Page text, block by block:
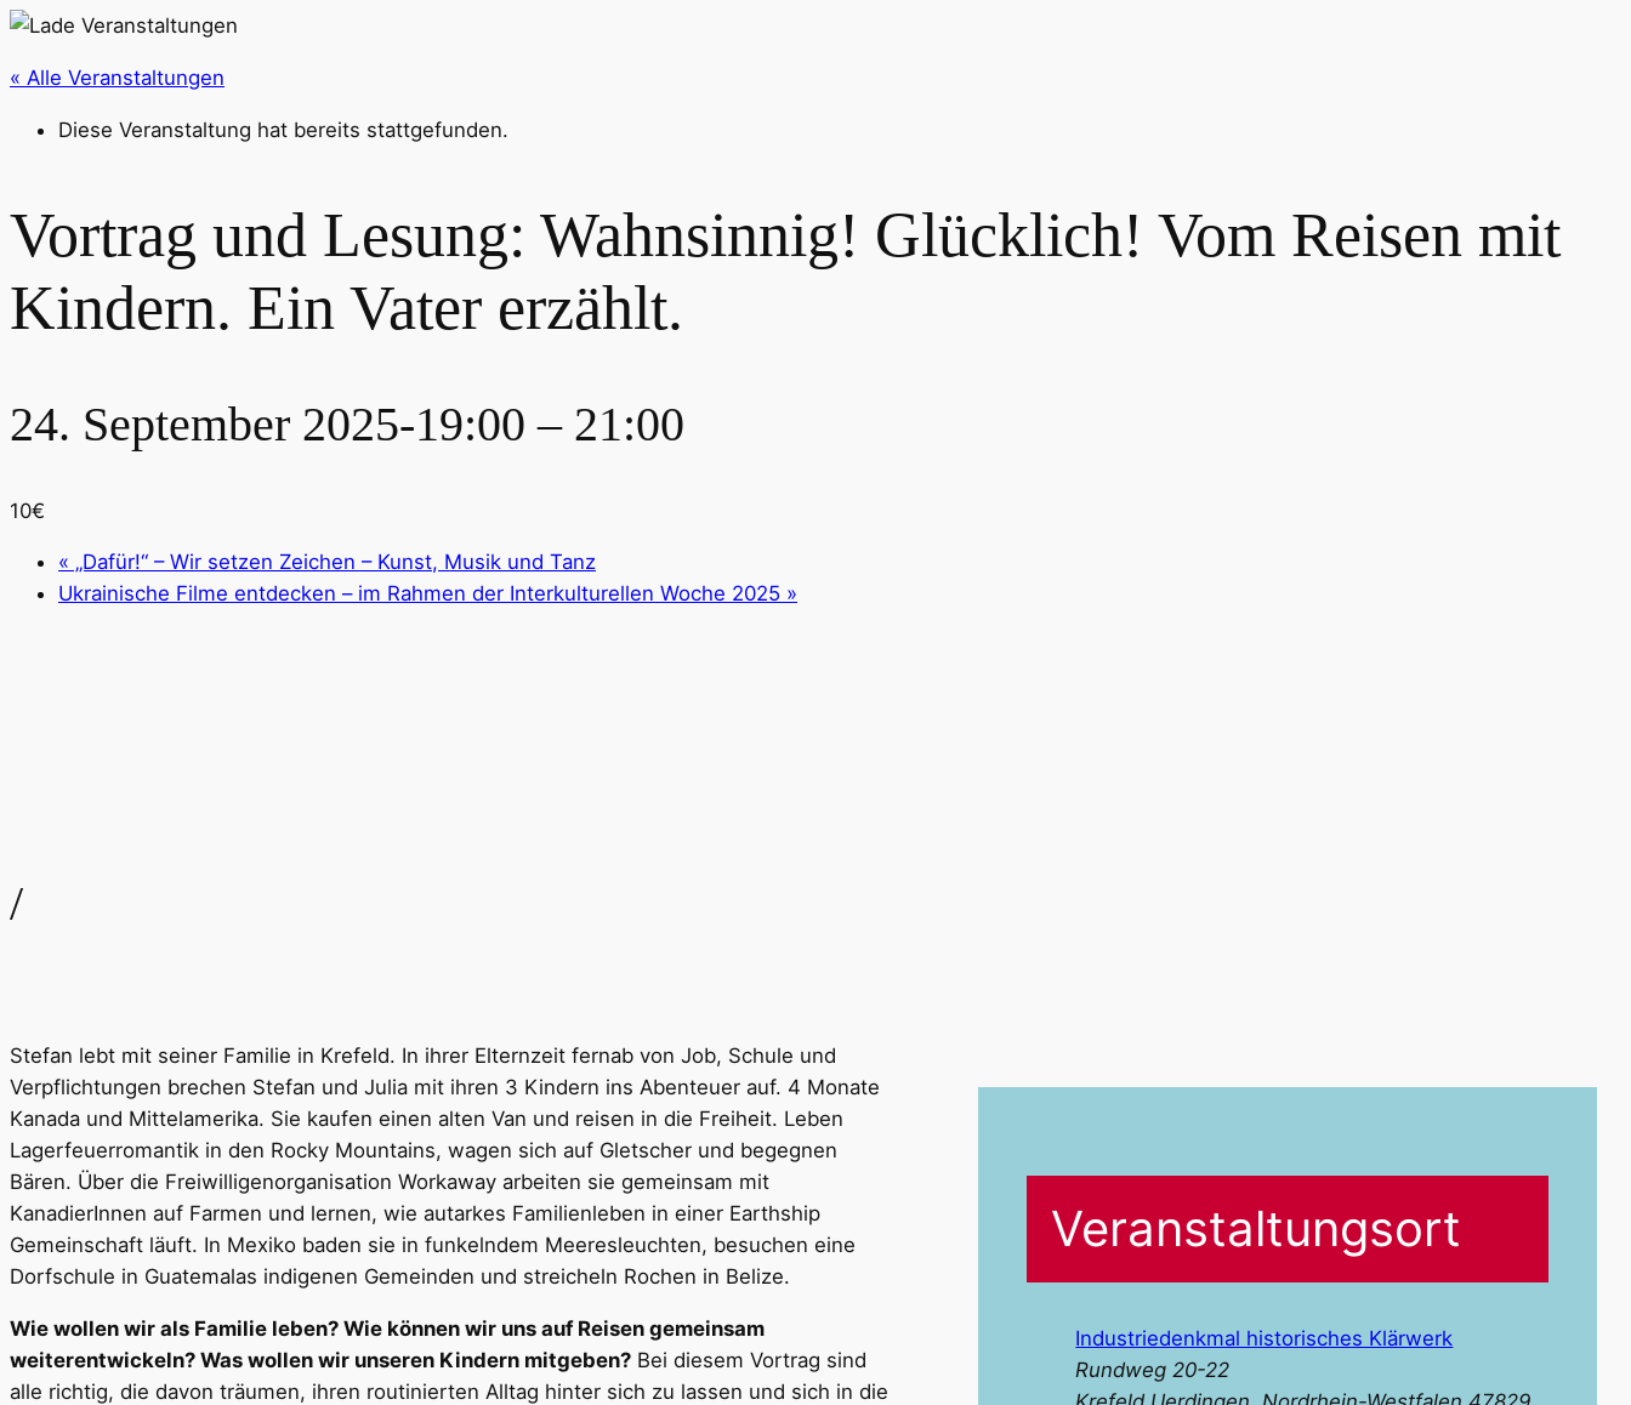
« Alle Veranstaltungen
Diese Veranstaltung hat bereits stattgefunden.
Vortrag und Lesung: Wahnsinnig! Glücklich! Vom Reisen mit
Kindern. Ein Vater erzählt.
24. September 2025-19:00 – 21:00
10€
« „Dafür!“ – Wir setzen Zeichen – Kunst, Musik und Tanz
Ukrainische Filme entdecken – im Rahmen der Interkulturellen Woche 2025 »
/
Stefan lebt mit seiner Familie in Krefeld. In ihrer Elternzeit fernab von Job, Schule und
Verpflichtungen brechen Stefan und Julia mit ihren 3 Kindern ins Abenteuer auf. 4 Monate
Kanada und Mittelamerika. Sie kaufen einen alten Van und reisen in die Freiheit. Leben
Lagerfeuerromantik in den Rocky Mountains, wagen sich auf Gletscher und begegnen
Bären. Über die Freiwilligenorganisation Workaway arbeiten sie gemeinsam mit
KanadierInnen auf Farmen und lernen, wie autarkes Familienleben in einer Earthship
Gemeinschaft läuft. In Mexiko baden sie in funkelndem Meeresleuchten, besuchen eine
Dorfschule in Guatemalas indigenen Gemeinden und streicheln Rochen in Belize.
Wie wollen wir als Familie leben? Wie können wir uns auf Reisen gemeinsam
weiterentwickeln? Was wollen wir unseren Kindern mitgeben? Bei diesem Vortrag sind
alle richtig, die davon träumen, ihren routinierten Alltag hinter sich zu lassen und sich in die
Veranstaltungsort
Industriedenkmal historisches Klärwerk
Rundweg 20-22